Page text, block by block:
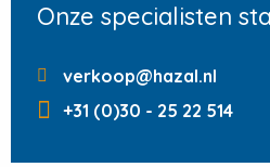
Onze specialisten
verkoop@hazal.nl
+31 (0)30 - 25 22 514